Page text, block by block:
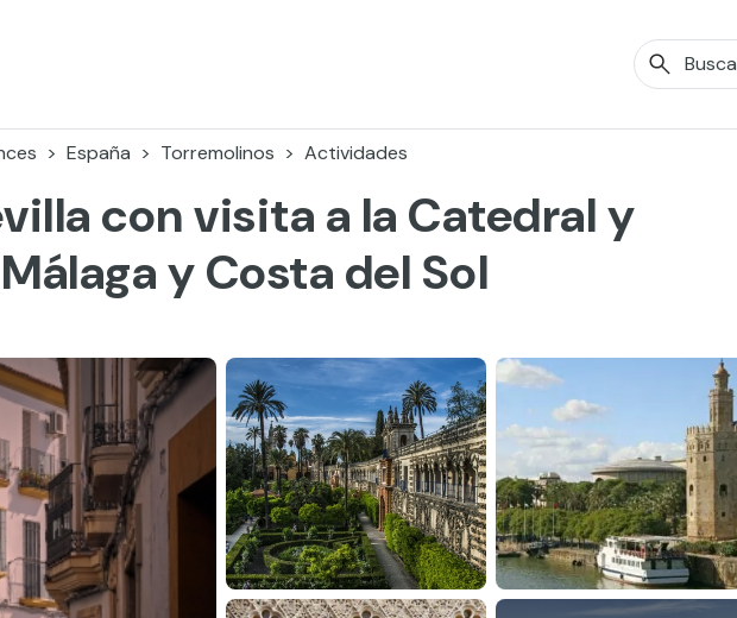
España Torremolinos Actividades
con visita a la Catedral y
y Costa del Sol